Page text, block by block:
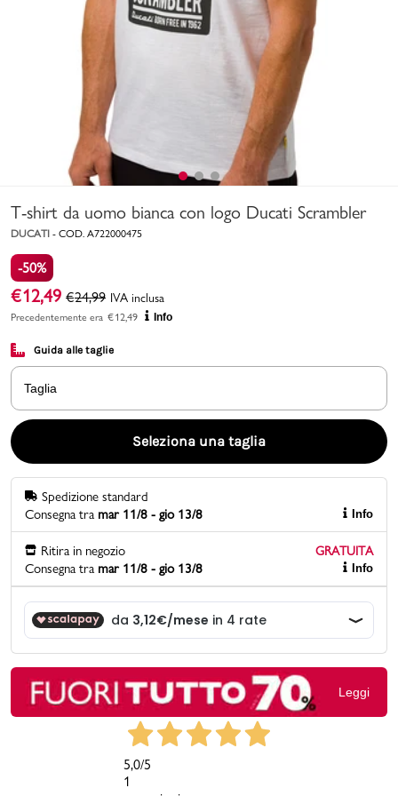
Bambino
Valigie
Marchi
Accedi | Registrati
Carrello
Promo & News
negozi
contatti
pcard
Gift card
T-shirt da uomo bianca con logo Ducati Scrambler
DUCATI - COD. A722000475
-50%
€12,49 €24,99 IVA inclusa
Precedentemente era €12,49 Info
Guida alle taglie
Taglia
Seleziona una taglia
Spedizione standard
Consegna tra mar 11/8 - gio 13/8 Info
Ritira in negozio
GRATUITA
Consegna tra mar 11/8 - gio 13/8 Info
Leggi
5,0/5
1